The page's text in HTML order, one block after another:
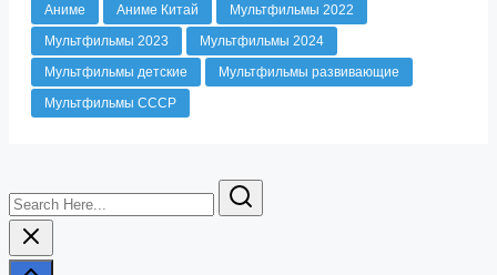
Аниме Аниме Китай
Мультфильмы 2022
Мультфильмы 2023
Мультфильмы 2024
Мультфильмы детские
Мультфильмы развивающие
Мультфильмы СССР
Search
Here...